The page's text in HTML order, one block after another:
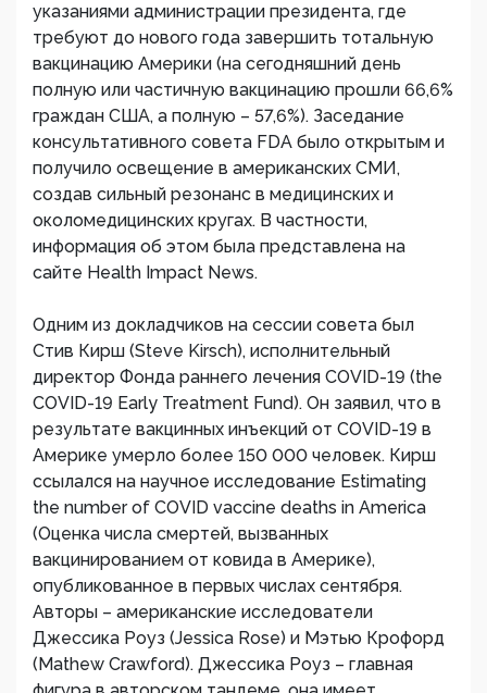
указаниями администрации президента, где
требуют до нового года завершить тотальную
вакцинацию Америки (на сегодняшний день
полную или частичную вакцинацию прошли 66,6%
граждан США, а полную – 57,6%). Заседание
консультативного совета FDA было открытым и
получило освещение в американских СМИ,
создав сильный резонанс в медицинских и
околомедицинских кругах. В частности,
информация об этом была представлена на
сайте Health Impact News.
Одним из докладчиков на сессии совета был
Стив Кирш (Steve Kirsch), исполнительный
директор Фонда раннего лечения COVID-19 (the
COVID-19 Early Treatment Fund). Он заявил, что в
результате вакцинных инъекций от COVID-19 в
Америке умерло более 150 000 человек. Кирш
ссылался на научное исследование Estimating
the number of COVID vaccine deaths in America
(Оценка числа смертей, вызванных
вакцинированием от ковида в Америке),
опубликованное в первых числах сентября.
Авторы – американские исследователи
Джессика Роуз (Jessica Rose) и Мэтью Крофорд
(Mathew Crawford). Джессика Роуз – главная